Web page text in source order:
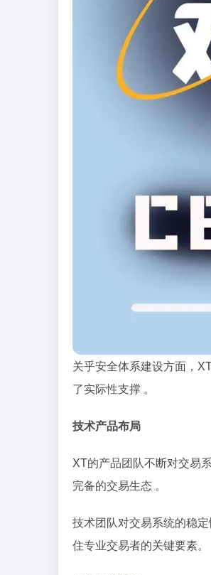
关乎安全体系建设方面，
了实际性支撑 。
技术产品布局
XT的产品团队不断对交易
完备的交易生态 。
技术团队对交易系统的稳
住专业交易者的关键要素。